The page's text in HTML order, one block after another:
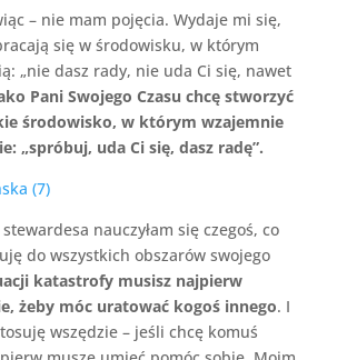
– nie mam pojęcia. Wydaje mi się,
się w środowisku, w którym
„nie dasz rady, nie uda Ci się, nawet
Pani Swojego Czasu chcę stworzyć
środowisko, w którym wzajemnie
„spróbuj, uda Ci się, dasz radę”.
nauczyłam się czegoś, co
do wszystkich obszarów swojego
katastrofy musisz najpierw
żeby móc uratować kogoś innego. I
wszędzie – jeśli chcę komuś